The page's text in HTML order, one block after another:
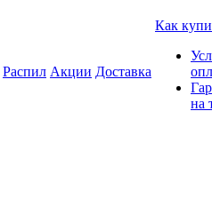
Распил Акции Доставка
Как
на